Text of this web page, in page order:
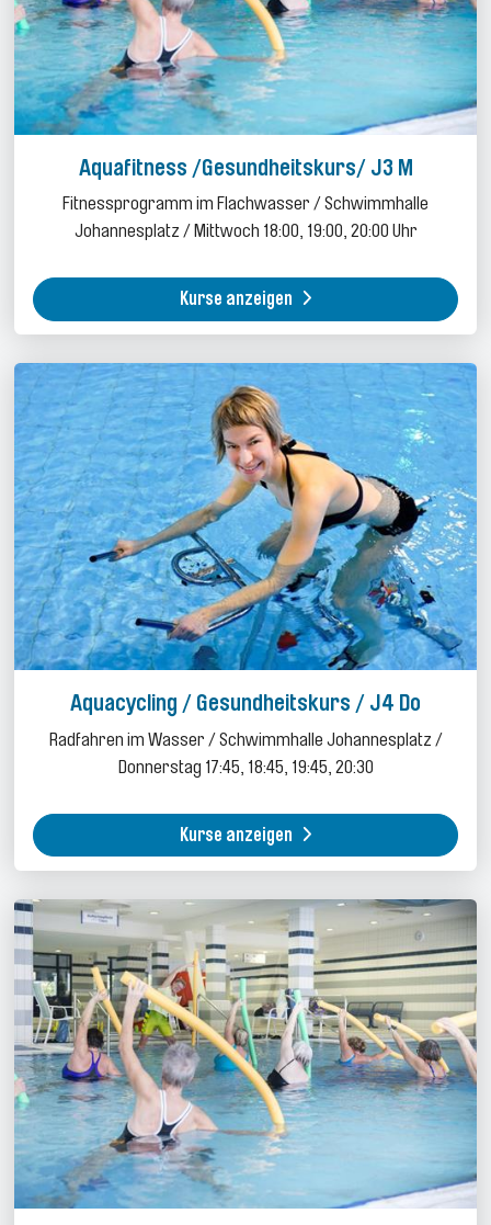
Aquafitness /Gesundheitskurs/ J3 M
Fitnessprogramm im Flachwasser / Schwimmhalle
Johannesplatz / Mittwoch 18:00, 19:00, 20:00 Uhr
Kurse anzeigen
Aquacycling / Gesundheitskurs / J4 Do
Radfahren im Wasser / Schwimmhalle Johannesplatz /
Donnerstag 17:45, 18:45, 19:45, 20:30
Kurse anzeigen